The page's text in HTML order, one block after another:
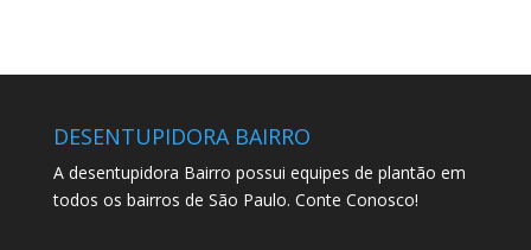
DESENTUPIDORA BAIRRO
A desentupidora Bairro possui equipes de plantão em
todos os bairros de São Paulo. Conte Conosco!